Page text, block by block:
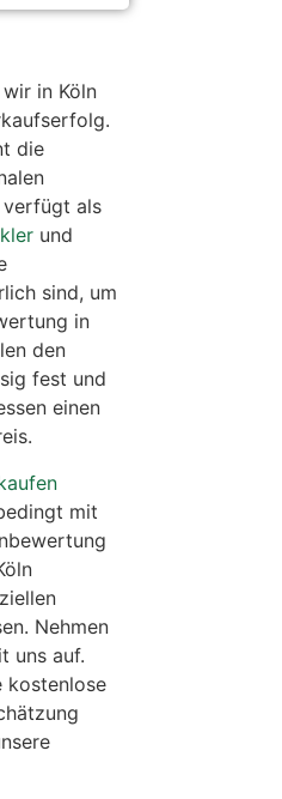
in Köln
die
verfügt als
und
sind, um
in
den
fest und
einen
mit
Nehmen
uns auf.
kostenlose